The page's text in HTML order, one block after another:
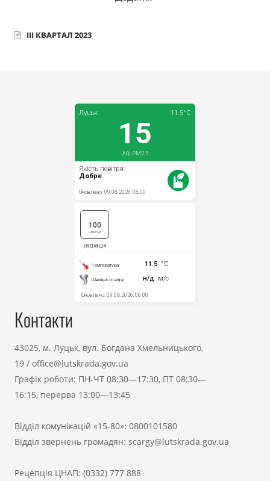
ІІІ КВАРТАЛ 2023
Контакти
43025, м. Луцьк, вул. Богдана Хмельницького,
19 / office@lutskrada.gov.ua
Графік роботи: ПН-ЧТ 08:30—17:30, ПТ 08:30—
16:15, перерва 13:00—13:45
Відділ комунікацій «15-80»: 0800101580
Відділ звернень громадян: scargy@lutskrada.gov.ua
Рецепція ЦНАП: (0332) 777 888